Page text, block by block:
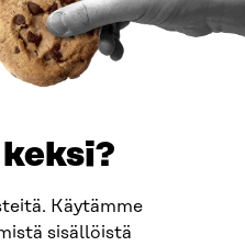
Käytämme
sisällöistä